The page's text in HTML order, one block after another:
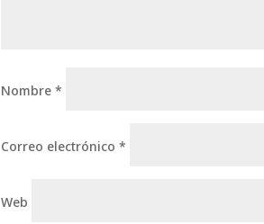
Nombre *
Correo electrónico *
Web